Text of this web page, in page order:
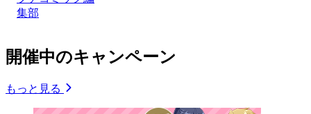
集部
開催中のキャンペーン
もっと見る